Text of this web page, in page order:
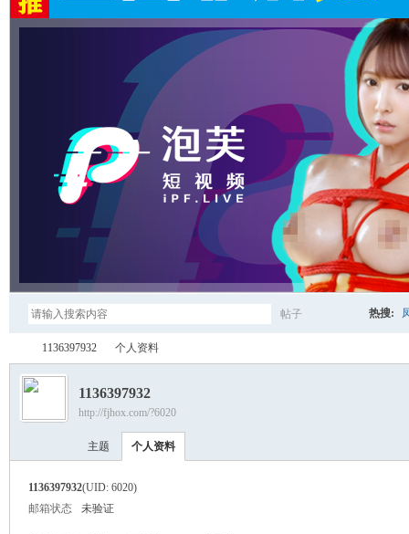
帖子 热搜:
›
1136397932 个人资料
1136397932
http://fjhox.com/?6020
主题 个人资料
1136397932(UID: 6020)
邮箱状态
未验证